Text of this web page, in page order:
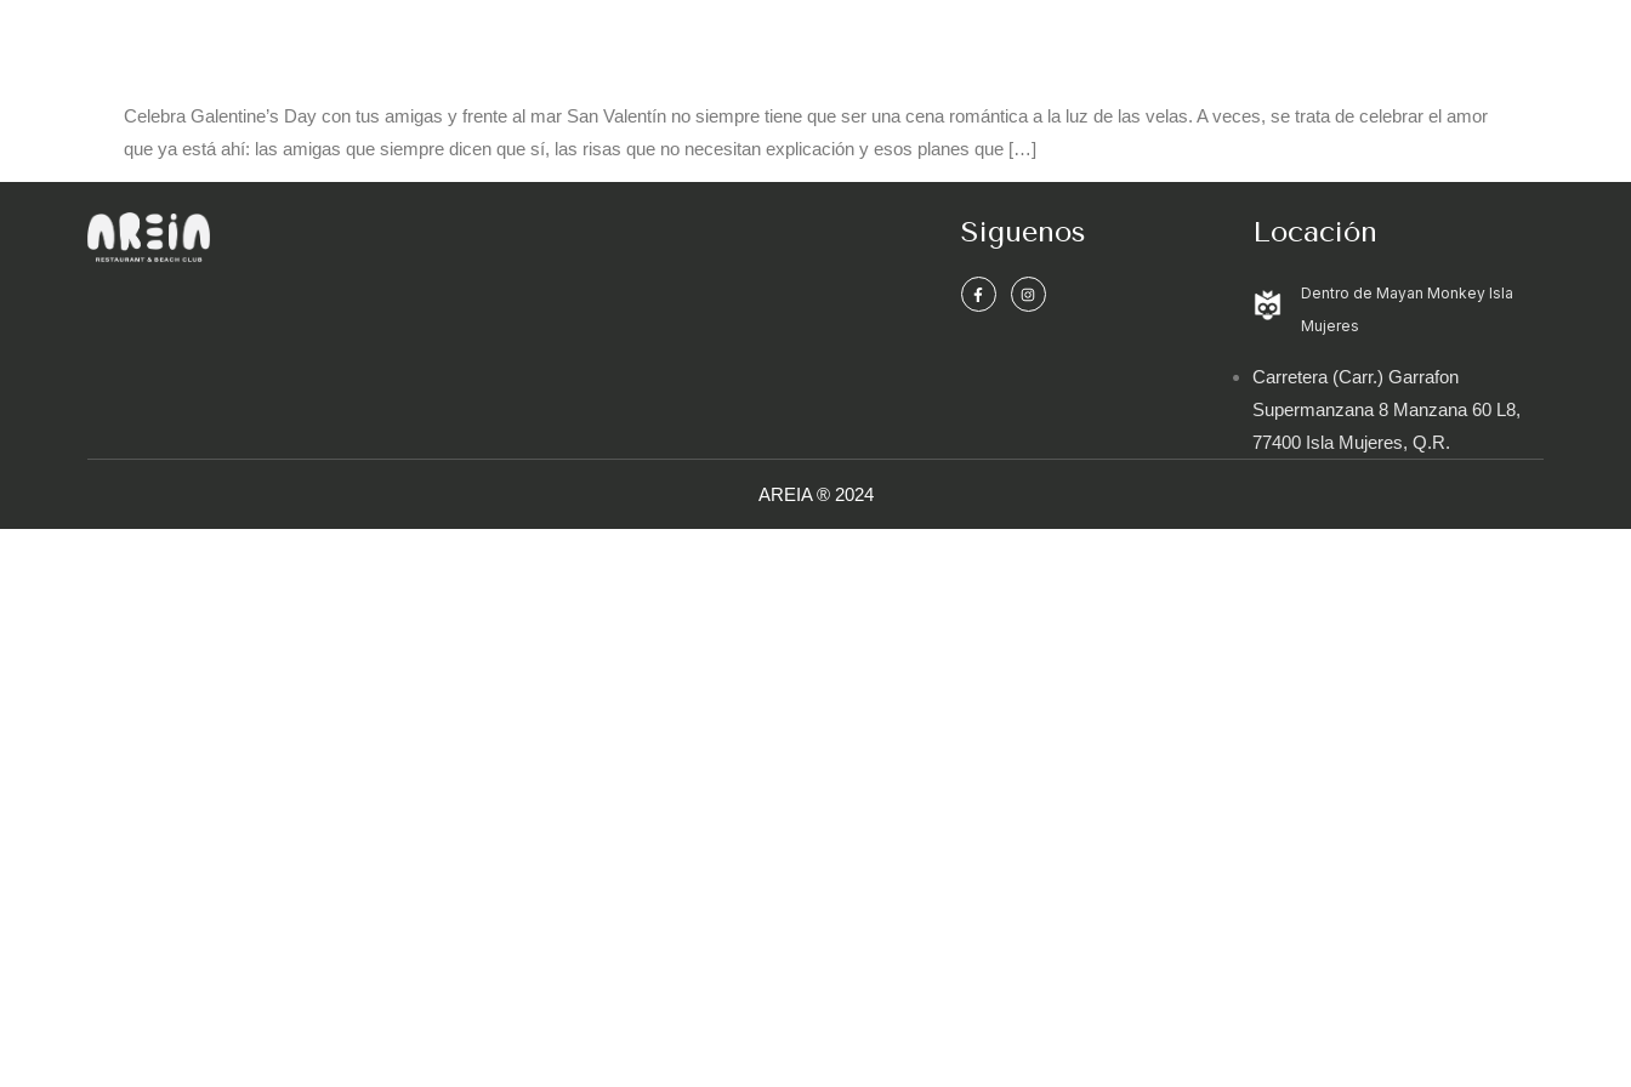
Celebra Galentine’s Day con tus amigas y frente al mar San Valentín no siempre tiene que ser una cena romántica a la luz de las velas. A veces, se trata de celebrar el amor
que ya está ahí: las amigas que siempre dicen que sí, las risas que no necesitan explicación y esos planes que […]
Siguenos Locación
Dentro de Mayan Monkey Isla
Mujeres
Carretera (Carr.) Garrafon
Supermanzana 8 Manzana 60 L8,
77400 Isla Mujeres, Q.R.
AREIA ® 2024